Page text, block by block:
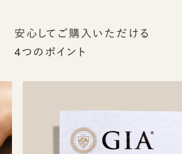
安心してご購入いただける
4つのポイント